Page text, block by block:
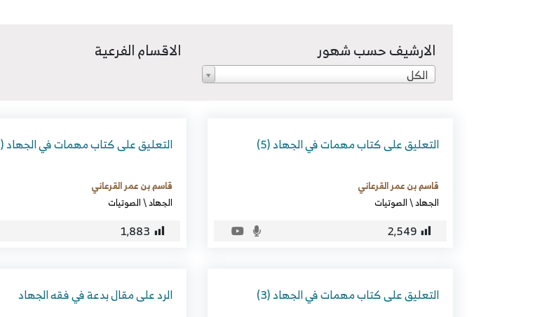
الارشيف حسب شهور
الكل
الاقسام الفرعية
التعليق على كتاب مهمات في الجهاد (5)
قاسم بن عمر القرعاني
الجهاد\الصوتيات
2٬549
التعليق على كتاب مهمات في الجهاد (4)
قاسم بن عمر القرعاني
الجهاد\الصوتيات
1٬883
التعليق على كتاب مهمات في الجهاد (3) الرد على مقال بدعة في فقه الجهاد